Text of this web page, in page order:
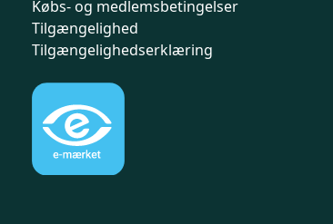
Købs- og medlemsbetingelser
Tilgængelighed
Tilgængelighedserklæring